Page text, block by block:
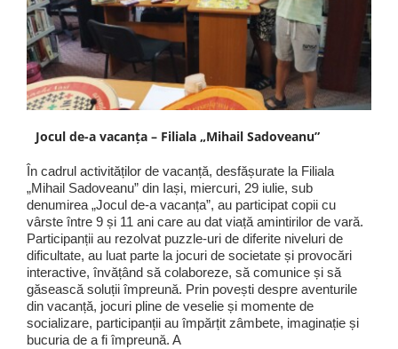
Jocul de-a vacanța – Filiala „Mihail Sadoveanu”
În cadrul activităților de vacanță, desfășurate la Filiala
„Mihail Sadoveanu” din Iași, miercuri, 29 iulie, sub
denumirea „Jocul de-a vacanța”, au participat copii cu
vârste între 9 și 11 ani care au dat viață amintirilor de vară.
Participanții au rezolvat puzzle-uri de diferite niveluri de
dificultate, au luat parte la jocuri de societate și provocări
interactive, învățând să colaboreze, să comunice și să
găsească soluții împreună. Prin povești despre aventurile
din vacanță, jocuri pline de veselie și momente de
socializare, participanții au împărțit zâmbete, imaginație și
bucuria de a fi împreună. A